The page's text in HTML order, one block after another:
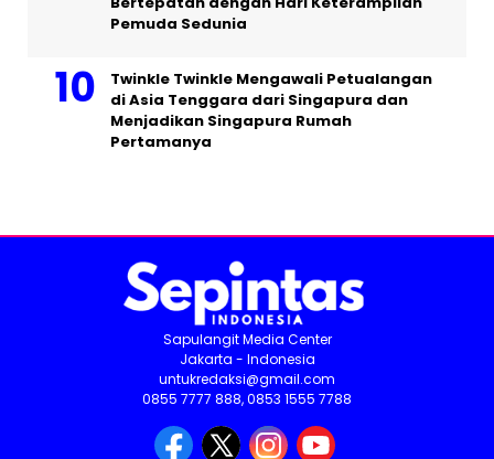
Pemuda Sedunia
Twinkle Twinkle Mengawali Petualangan
di Asia Tenggara dari Singapura dan
Menjadikan Singapura Rumah
Pertamanya
Sapulangit Media Center
Jakarta - Indonesia
untukredaksi@gmail.com
0855 7777 888, 0853 1555 7788